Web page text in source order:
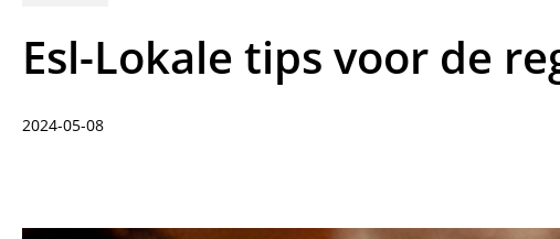
Esl-Lokale tips voor de
2024-05-08